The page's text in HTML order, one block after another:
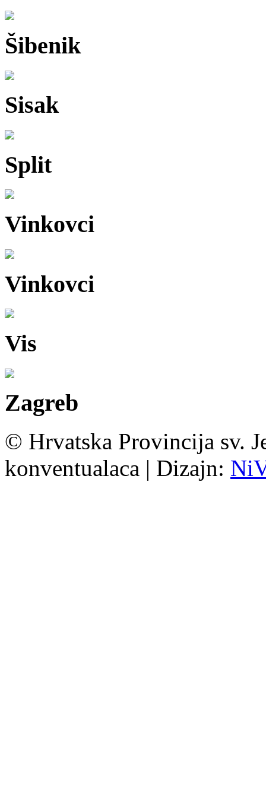
Šibenik
Sisak
Split
Vinkovci
Vinkovci
Vis
Zagreb
© Hrvatska Provincija sv.
konventualaca | Dizajn: